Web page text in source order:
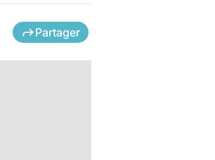
Partager